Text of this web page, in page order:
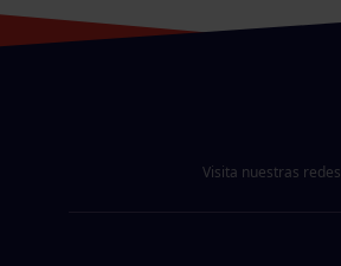
Visita nuestras redes